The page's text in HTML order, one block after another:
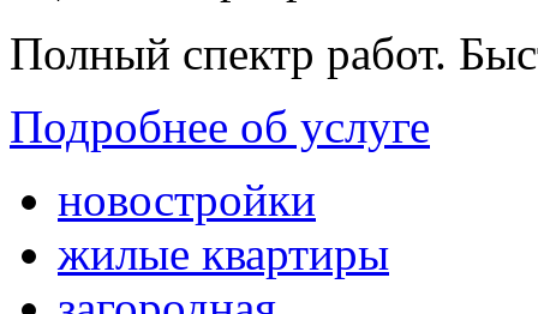
Полный спектр работ.
Подробнее об услуге
новостройки
жилые квартиры